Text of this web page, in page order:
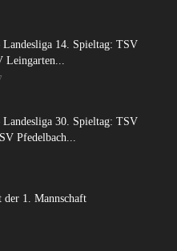
Landesliga 14. Spieltag: TSV
Leingarten...
Landesliga 30. Spieltag: TSV
Pfedelbach...
der 1. Mannschaft